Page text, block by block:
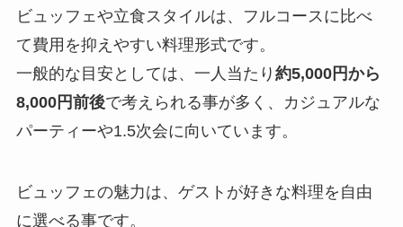
ビュッフェや立食スタイルは、フルコースに比べ
て費用を抑えやすい料理形式です。
一般的な目安としては、一人当たり 約5,000円から
8,000円前後で考えられる事が多く、カジュアルな
パーティーや1.5次会に向いています。
ビュッフェの魅力は、ゲストが好きな料理を自由
に選べる事です。